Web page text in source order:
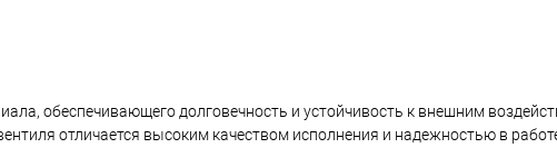
обеспечивающего долговечность и устойчивость к внешним
отличается высоким качеством исполнения и надежностью в